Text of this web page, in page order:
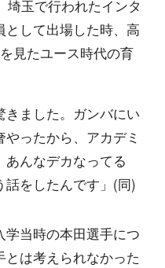
埼玉で行われたインタ
して出場した時、高
見たユース時代の育
きました。ガンバにい
ったから、アカデミ
んなデカなってる
話をしたんです」(同)
学当時の本田選手につ
は考えられなかった